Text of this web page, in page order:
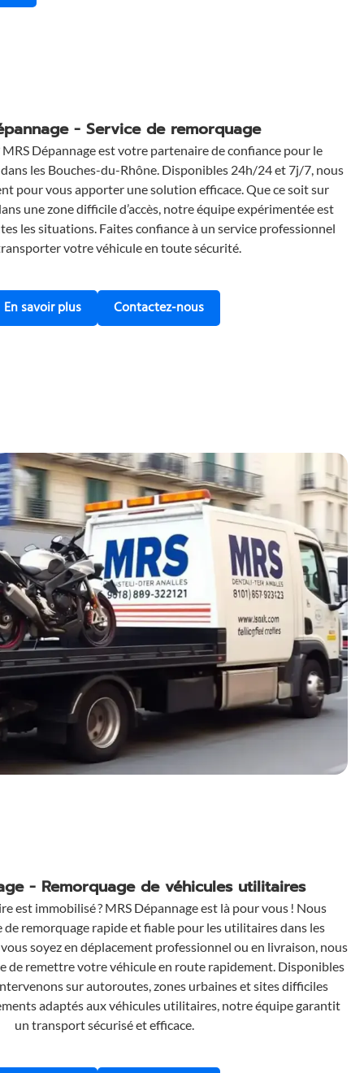
- Service de remorquage
MRS Dépannage est votre partenaire de confiance pour le
les Bouches-du-Rhône. Disponibles 24h/24 et 7j/7, nous
pour vous apporter une solution efficace. Que ce soit sur
une zone difficile d’accès, notre équipe expérimentée est
les situations. Faites confiance à un service professionnel
votre véhicule en toute sécurité.
En savoir plus Contactez-nous
supplémentaires
- Remorquage de véhicules utilitaires
est immobilisé ? MRS Dépannage est là pour vous ! Nous
de remorquage rapide et fiable pour les utilitaires dans les
soyez en déplacement professionnel ou en livraison, nous
de remettre votre véhicule en route rapidement. Disponibles
sur autoroutes, zones urbaines et sites difficiles
adaptés aux véhicules utilitaires, notre équipe garantit
un transport sécurisé et efficace.